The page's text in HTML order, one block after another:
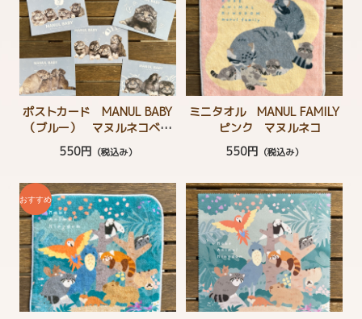
ポストカード MANUL BABY
（ブルー） マヌルネコベビ
ー
550円 （税込み）
ミニタオル MANUL FAMILY
ピンク マヌルネコ
550円 （税込み）